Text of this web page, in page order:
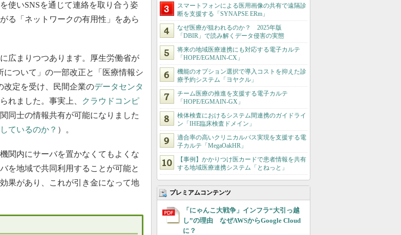
を使いSNSを通じて連絡を取り合う姿
る「ネットワークの有用性」をあら
広まりつつあります。厚生労働省が
について」の一部改正と「医療情報シ
改定を受け、民間企業のデータセンタ
れました。事実上、
クラウドコンピ
同士の情報共有が可能になりました
ているのか？ ）。
関内にサーバを置かなくてもよくな
を地域で共同利用することが可能と
果があり、これが引き金になって地
スマートフォンによる医用画像の共有で遠隔診
断を支援する「SYNAPSE ERm」
なぜ医療が狙われるのか？ 2025年版
「DBIR」で読み解くデータ侵害の実態
将来の地域医療連携にも対応する電子カルテ
「HOPE/EGMAIN-CX」
機能のオプション選択で導入コストを抑えた診
療予約システム「ヨヤクル」
チーム医療の推進を支援する電子カルテ
「HOPE/EGMAIN-GX」
検体検査におけるシステム間連携のガイドライ
ン「IHE臨床検査ドメイン」
適合率の高いクリニカルパス実現を支援する電
子カルテ「MegaOakHR」
【事例】かかりつけ医カードで患者情報を共有
する地域医療連携システム「とねっと」
プレミアムコンテンツ
「にゃんこ大戦争」インフラ“大引っ越
し”の理由 なぜAWSからGoogle Cloud
に？